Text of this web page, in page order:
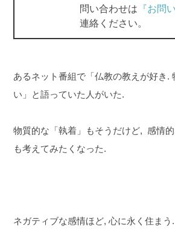
問い合わせは 『お問
連絡ください。
あるネット番組で「仏教の教えが好き.
い」と語っていた人がいた.
物質的な「執着」もそうだけど, 感情
も考えてみたくなった.
ネガティブな感情ほど, 心に永く住まう.